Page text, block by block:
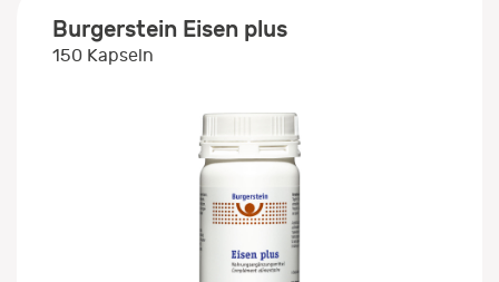
Burgerstein Eisen plus
150 Kapseln